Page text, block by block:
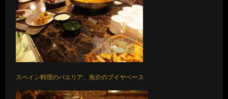
スペイン料理のパエリア、魚介のブイヤベース